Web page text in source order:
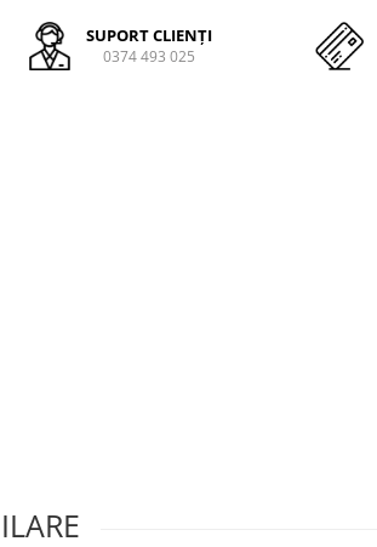
SUPORT CLIENȚI
0374 493 025